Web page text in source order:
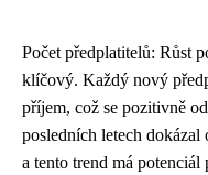
Počet předplatitelů: Růst
klíčový. Každý nový
příjem, což se pozitivně
posledních letech
a tento trend má